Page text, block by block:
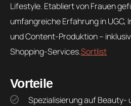
Lifestyle. Etabliert von Frauen
umfangreiche Erfahrung in
und Content-Produktion –
Shopping-Services.Sortlist
Vorteile
Spezialisierung auf